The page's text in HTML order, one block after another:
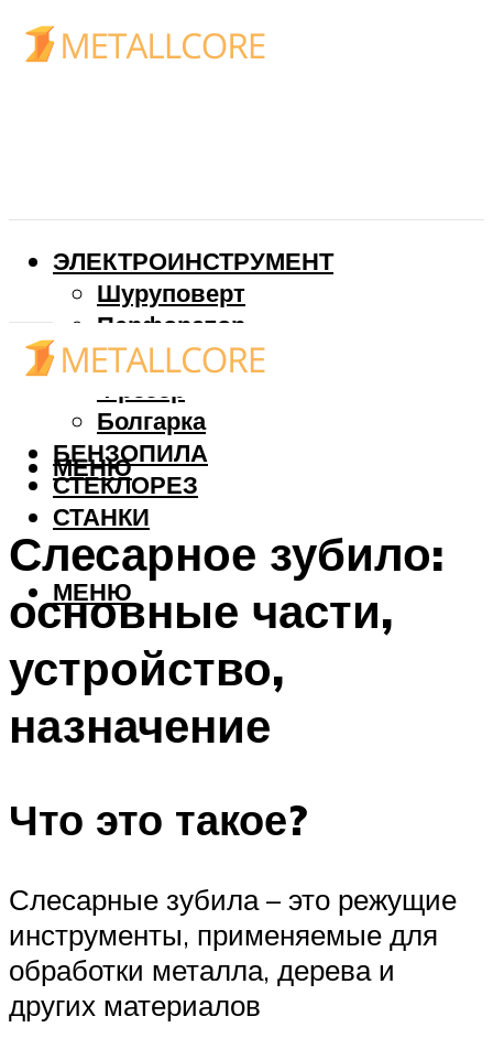
ЭЛЕКТРОИНСТРУМЕНТ
Шуруповерт
Перфоратор
Дрель
Фрезер
Болгарка
БЕНЗОПИЛА
СТЕКЛОРЕЗ
СТАНКИ
МЕНЮ
МЕНЮ
Слесарное зубило:
основные части,
устройство,
назначение
Что это такое?
Слесарные зубила – это режущие
инструменты, применяемые для
обработки металла, дерева и
других материалов